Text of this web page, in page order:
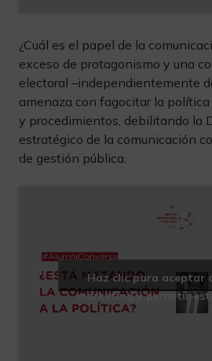
¿Cuál es el papel de la
exceso de protagonismo y una
electoral –independientemente
amenaza con fagocitar la
y procedimientos, debilitando la
estratégico de la comunicación
de gestión pública.
Haz clic para aceptar
marketing y permitir